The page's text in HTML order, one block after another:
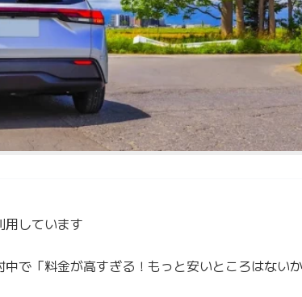
しています
で「料金が高すぎる！もっと安いところはない